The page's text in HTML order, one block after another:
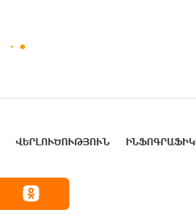
ՎԵՐԼՈՒԾՈՒԹՅՈՒՆ